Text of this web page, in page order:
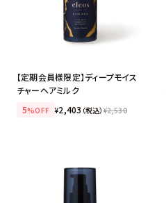
【定期会員様限定】ディープモイス
チャーヘアミルク
5%OFF ¥2,403 （税込）¥2,530